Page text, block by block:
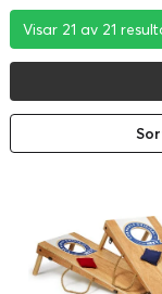
Visar 21 av 21
Visar 21 av 21
Visar 21 av 21